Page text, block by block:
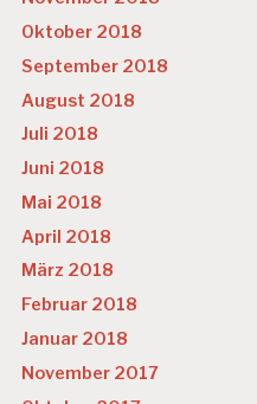
Oktober 2018
September 2018
August 2018
Juli 2018
Juni 2018
Mai 2018
April 2018
März 2018
Februar 2018
Januar 2018
November 2017